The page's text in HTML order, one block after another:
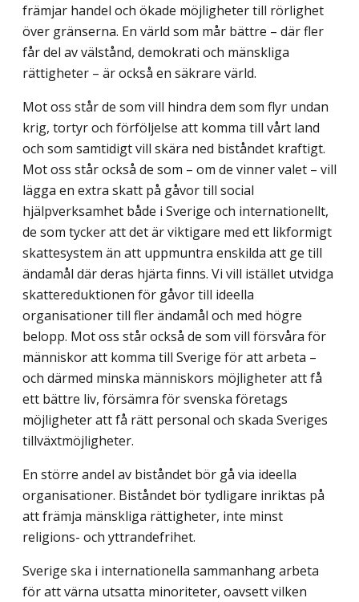
främjar handel och ökade möjligheter till rörlighet
över gränserna. En värld som mår bättre – där fler
får del av välstånd, demokrati och mänskliga
rättigheter – är också en säkrare värld.
Mot oss står de som vill hindra dem som flyr undan
krig, tortyr och förföljelse att komma till vårt land
och som samtidigt vill skära ned biståndet kraftigt.
Mot oss står också de som – om de vinner valet – vill
lägga en extra skatt på gåvor till social
hjälpverksamhet både i Sverige och internationellt,
de som tycker att det är viktigare med ett likformigt
skattesystem än att uppmuntra enskilda att ge till
ändamål där deras hjärta finns. Vi vill istället utvidga
skattereduktionen för gåvor till ideella
organisationer till fler ändamål och med högre
belopp. Mot oss står också de som vill försvåra för
människor att komma till Sverige för att arbeta –
och därmed minska människors möjligheter att få
ett bättre liv, försämra för svenska företags
möjligheter att få rätt personal och skada Sveriges
tillväxtmöjligheter.
En större andel av biståndet bör gå via ideella
organisationer. Biståndet bör tydligare inriktas på
att främja mänskliga rättigheter, inte minst
religions- och yttrandefrihet.
Sverige ska i internationella sammanhang arbeta
för att värna utsatta minoriteter, oavsett vilken